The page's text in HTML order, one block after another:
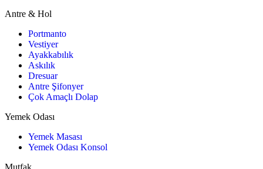
Antre & Hol
Portmanto
Vestiyer
Ayakkabılık
Askılık
Dresuar
Antre Şifonyer
Çok Amaçlı Dolap
Yemek Odası
Yemek Masası
Yemek Odası Konsol